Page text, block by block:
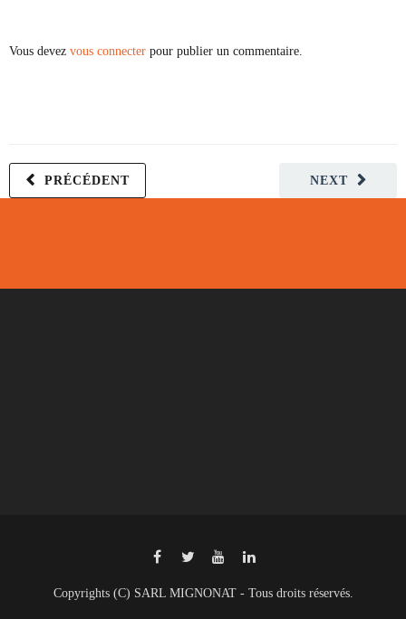
Vous devez vous connecter pour publier un commentaire.
NEXT
PRÉCÉDENT
Copyrights (C) SARL MIGNONAT - Tous droits réservés.